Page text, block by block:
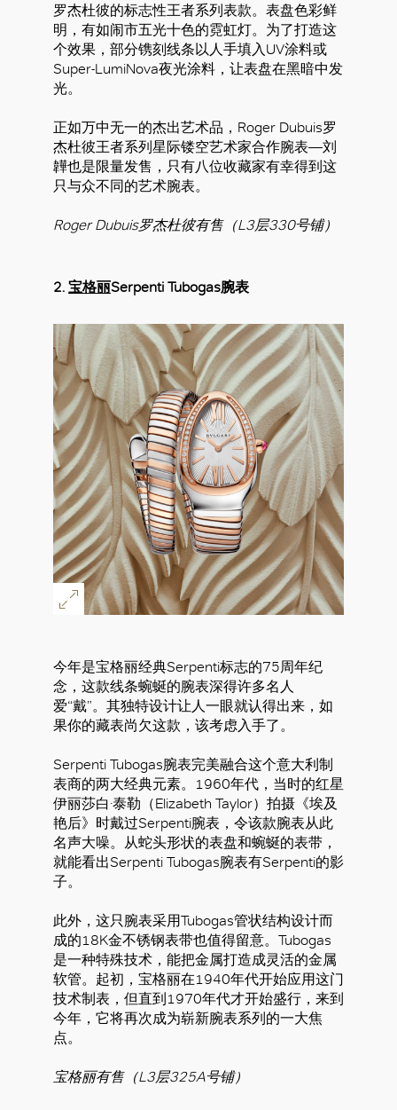
罗杰杜彼的标志性王者系列表款。表盘色彩鲜
明，有如闹市五光十色的霓虹灯。为了打造这
个效果，部分镌刻线条以人手填入UV涂料或
Super-LumiNova夜光涂料，让表盘在黑暗中发
光。
正如万中无一的杰出艺术品，Roger Dubuis罗
杰杜彼王者系列星际镂空艺术家合作腕表—刘
韡也是限量发售，只有八位收藏家有幸得到这
只与众不同的艺术腕表。
Roger Dubuis罗杰杜彼有售（L3层330号铺）
2. 宝格丽Serpenti Tubogas腕表
今年是宝格丽经典Serpenti标志的75周年纪
念，这款线条蜿蜒的腕表深得许多名人
爱“戴”。其独特设计让人一眼就认得出来，如
果你的藏表尚欠这款，该考虑入手了。
Serpenti Tubogas腕表完美融合这个意大利制
表商的两大经典元素。1960年代，当时的红星
伊丽莎白·泰勒（Elizabeth Taylor）拍摄《埃及
艳后》时戴过Serpenti腕表，令该款腕表从此
名声大噪。从蛇头形状的表盘和蜿蜒的表带，
就能看出Serpenti Tubogas腕表有Serpenti的影
子。
此外，这只腕表采用Tubogas管状结构设计而
成的18K金不锈钢表带也值得留意。Tubogas
是一种特殊技术，能把金属打造成灵活的金属
软管。起初，宝格丽在1940年代开始应用这门
技术制表，但直到1970年代才开始盛行，来到
今年，它将再次成为崭新腕表系列的一大焦
点。
宝格丽有售（L3层325A号铺）